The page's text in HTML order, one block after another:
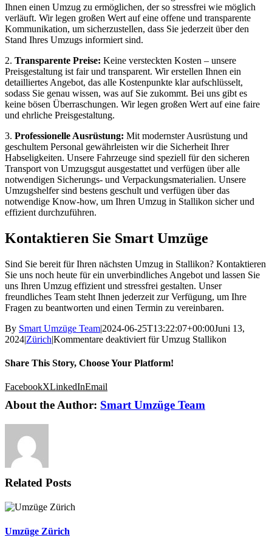
Ihnen einen Umzug zu ermöglichen, der so stressfrei wie möglich
verläuft. Wir legen großen Wert auf eine offene und transparente
Kommunikation, um sicherzustellen, dass Sie jederzeit über den
Stand Ihres Umzugs informiert sind.
2. Transparente Preise: Keine versteckten Kosten – unsere
Preisgestaltung ist fair und transparent. Wir erstellen Ihnen ein
detailliertes Angebot, das alle Kostenpunkte klar aufschlüsselt,
sodass Sie genau wissen, was auf Sie zukommt. Bei uns gibt es
keine bösen Überraschungen. Wir legen großen Wert auf eine faire
und ehrliche Preisgestaltung.
3. Professionelle Ausrüstung: Mit modernster Ausrüstung und
geschultem Personal gewährleisten wir die Sicherheit Ihrer
Habseligkeiten. Unsere Fahrzeuge sind speziell für den sicheren
Transport von Umzugsgut ausgestattet und verfügen über alle
notwendigen Sicherungs- und Verpackungsmaterialien. Unsere
Umzugshelfer sind bestens geschult und verfügen über das
notwendige Know-how, um Ihren Umzug in Stallikon sicher und
effizient durchzuführen.
Kontaktieren Sie Smart Umzüge
Sind Sie bereit für Ihren nächsten Umzug in Stallikon? Kontaktieren
Sie uns noch heute für ein unverbindliches Angebot und lassen Sie
uns Ihren Umzug effizient und stressfrei gestalten. Unser
freundliches Team steht Ihnen jederzeit zur Verfügung, um Ihre
Fragen zu beantworten und einen Termin zu vereinbaren.
By Smart Umzüge Team|2024-06-25T13:22:07+00:00Juni 13,
2024|Zürich|Kommentare deaktiviert für Umzug Stallikon
Share This Story, Choose Your Platform!
FacebookXLinkedInEmail
About the Author: Smart Umzüge Team
Related Posts
Umzüge Zürich